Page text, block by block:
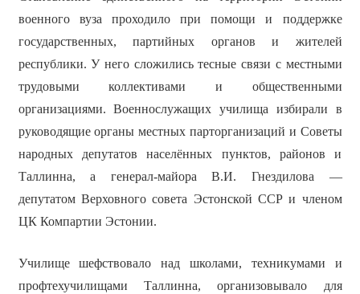
военного вуза проходило при помощи и поддержке
государственных, партийных органов и жителей
республики. У него сложились тесные связи с местными
трудовыми коллективами и общественными
организациями. Военнослужащих училища избирали в
руководящие органы местных парторганизаций и Советы
народных депутатов населённых пунктов, районов и
Таллинна, а генерал-майора В.И. Гнездилова —
депутатом Верховного совета Эстонской ССР и членом
ЦК Компартии Эстонии.
Училище шефствовало над школами, техникумами и
профтехучилищами Таллинна, организовывало для